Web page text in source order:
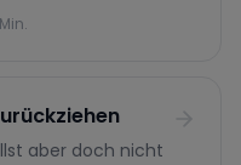
Min.
aber doch nicht